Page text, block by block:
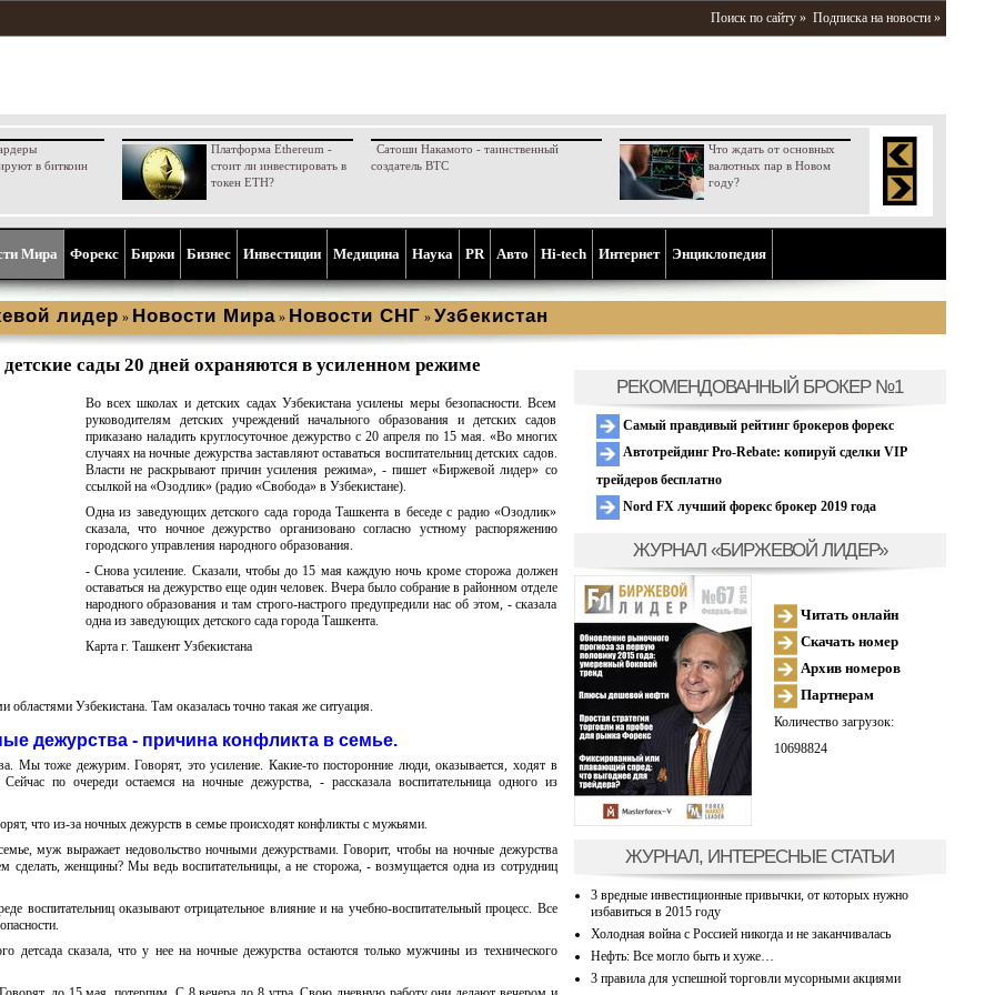
Поиск по сайту » Подписка на новости »
в биткоин
Платформа Ethereum -
стоит ли инвестировать в
токен ETH?
Сатоши Накамото - таинственный
создатель BTC
Что ждать от основных
валютных пар в Новом
году?
Мира Форекс Биржи Бизнес Инвестиции Медицина Наука PR Aвто Hi-tech Интернет Энциклопедия
лидер » Новости Мира » Новости СНГ » Узбекистан
детские сады 20 дней охраняются в усиленном режиме
Во всех школах и детских садах Узбекистана усилены меры безопасности. Всем
руководителям детских учреждений начального образования и детских садов
приказано наладить круглосуточное дежурство с 20 апреля по 15 мая. «Во многих
случаях на ночные дежурства заставляют оставаться воспитательниц детских садов.
Власти не раскрывают причин усиления режима», - пишет «Биржевой лидер» со
ссылкой на «Озодлик» (радио «Свобода» в Узбекистане).
Одна из заведующих детского сада города Ташкента в беседе с радио «Озодлик»
сказала, что ночное дежурство организовано согласно устному распоряжению
городского управления народного образования.
- Снова усиление. Сказали, чтобы до 15 мая каждую ночь кроме сторожа должен
оставаться на дежурство еще один человек. Вчера было собрание в районном отделе
народного образования и там строго-настрого предупредили нас об этом, - сказала
одна из заведующих детского сада города Ташкента.
Карта г. Ташкент Узбекистана
Узбекистана. Там оказалась точно такая же ситуация.
дежурства - причина конфликта в семье.
Мы тоже дежурим. Говорят, это усиление. Какие-то посторонние люди, оказывается, ходят в
по очереди остаемся на ночные дежурства, - рассказала воспитательница одного из
что из-за ночных дежурств в семье происходят конфликты с мужьями.
муж выражает недовольство ночными дежурствами. Говорит, чтобы на ночные дежурства
женщины? Мы ведь воспитательницы, а не сторожа, - возмущается одна из сотрудниц
воспитательниц оказывают отрицательное влияние и на учебно-воспитательный процесс. Все
детсада сказала, что у нее на ночные дежурства остаются только мужчины из технического
РЕКОМЕНДОВАННЫЙ БРОКЕР №1
Самый правдивый рейтинг брокеров форекс
Автотрейдинг Pro-Rebate: копируй сделки VIP
трейдеров бесплатно
Nord FX лучший форекс брокер 2019 года
ЖУРНАЛ «БИРЖЕВОЙ ЛИДЕР»
Читать онлайн
Скачать номер
Архив номеров
Партнерам
Количество загрузок:
10698824
ЖУРНАЛ, ИНТЕРЕСНЫЕ СТАТЬИ
3 вредные инвестиционные привычки, от которых нужно
избавиться в 2015 году
Холодная война с Россией никогда и не заканчивалась
Нефть: Все могло быть и хуже…
3 правила для успешной торговли мусорными акциями